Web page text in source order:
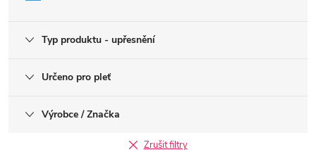
Typ produktu - upřesnění
Určeno pro pleť
Výrobce / Značka
Zrušit filtry